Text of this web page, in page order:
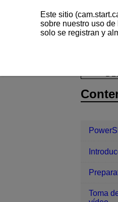
Toma
Este sitio
sobre nuestro uso
solo se registran y